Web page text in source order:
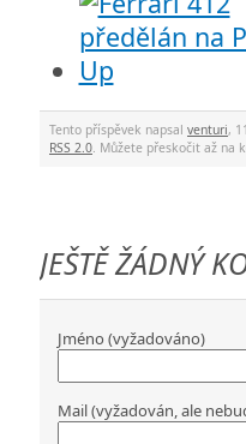
Tento příspěvek napsal venturi,
RSS 2.0. Můžete přeskočit až na
JEŠTĚ ŽÁDNÝ
Jméno (vyžadováno)
Mail (vyžadován, ale